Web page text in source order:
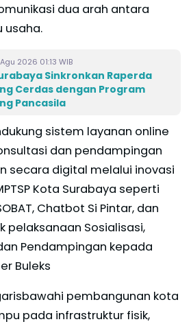
dua arah antara
usaha.
2026 01:13 WIB
Sinkronkan Raperda
Cerdas dengan Program
Pancasila
sistem layanan online
dan pendampingan
secara digital melalui inovasi
Kota Surabaya seperti
Chatbot Si Pintar, dan
pelaksanaan Sosialisasi,
Pendampingan kepada
Buleks
pembangunan kota
pada infrastruktur fisik,